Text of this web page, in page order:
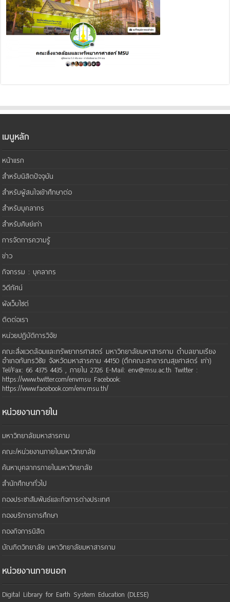
เมนูหลัก
หน้าแรก
สำหรับนิสิตปัจจุบัน
สำหรับผู้สนใจเข้าศึกษาต่อ
สำหรับบุคลากร
สำหรับศิษย์เก่า
การจัดการความรู้
ข่าว
กิจกรรม : บุคลากร
วิดีทัศน์
ผังเว็บไซต์
ติดต่อเรา
หน่วยปฏิบัติการวิจัย
คณะสิ่งแวดล้อมและทรัพยากรศาสตร์ มหาวิทยาลัยมหาสารคาม ตำบลขามเรียง
อำเภอกันทรวิชัย จังหวัดมหาสารคาม 44150 (ตึกคณะสาธารณสุขศาสตร์ เก่า)
Tel/Fax: 66 4375 4435 , ภายใน 2726 E-Mail: env@msu.ac.th Twitter :
https://www.twitter.com/envmsu Facebook:
https://www.facebook.com/env.msu.th/
หน่วยงานภายใน
มหาวิทยาลัยมหาสารคาม
คณะ/หน่วยงานภายในมหาวิทยาลัย
ค้นหาบุคลากรภายในมหาวิทยาลัย
สำนักศึกษาทั่วไป
กองประชาสัมพันธ์และกิจการต่างประเทศ
กองบริการการศึกษา
กองกิจการนิสิต
บัณฑิตวิทยาลัย มหาวิทยาลัยมหาสารคาม
หน่วยงานภายนอก
Digital Library for Earth System Education (DLESE)